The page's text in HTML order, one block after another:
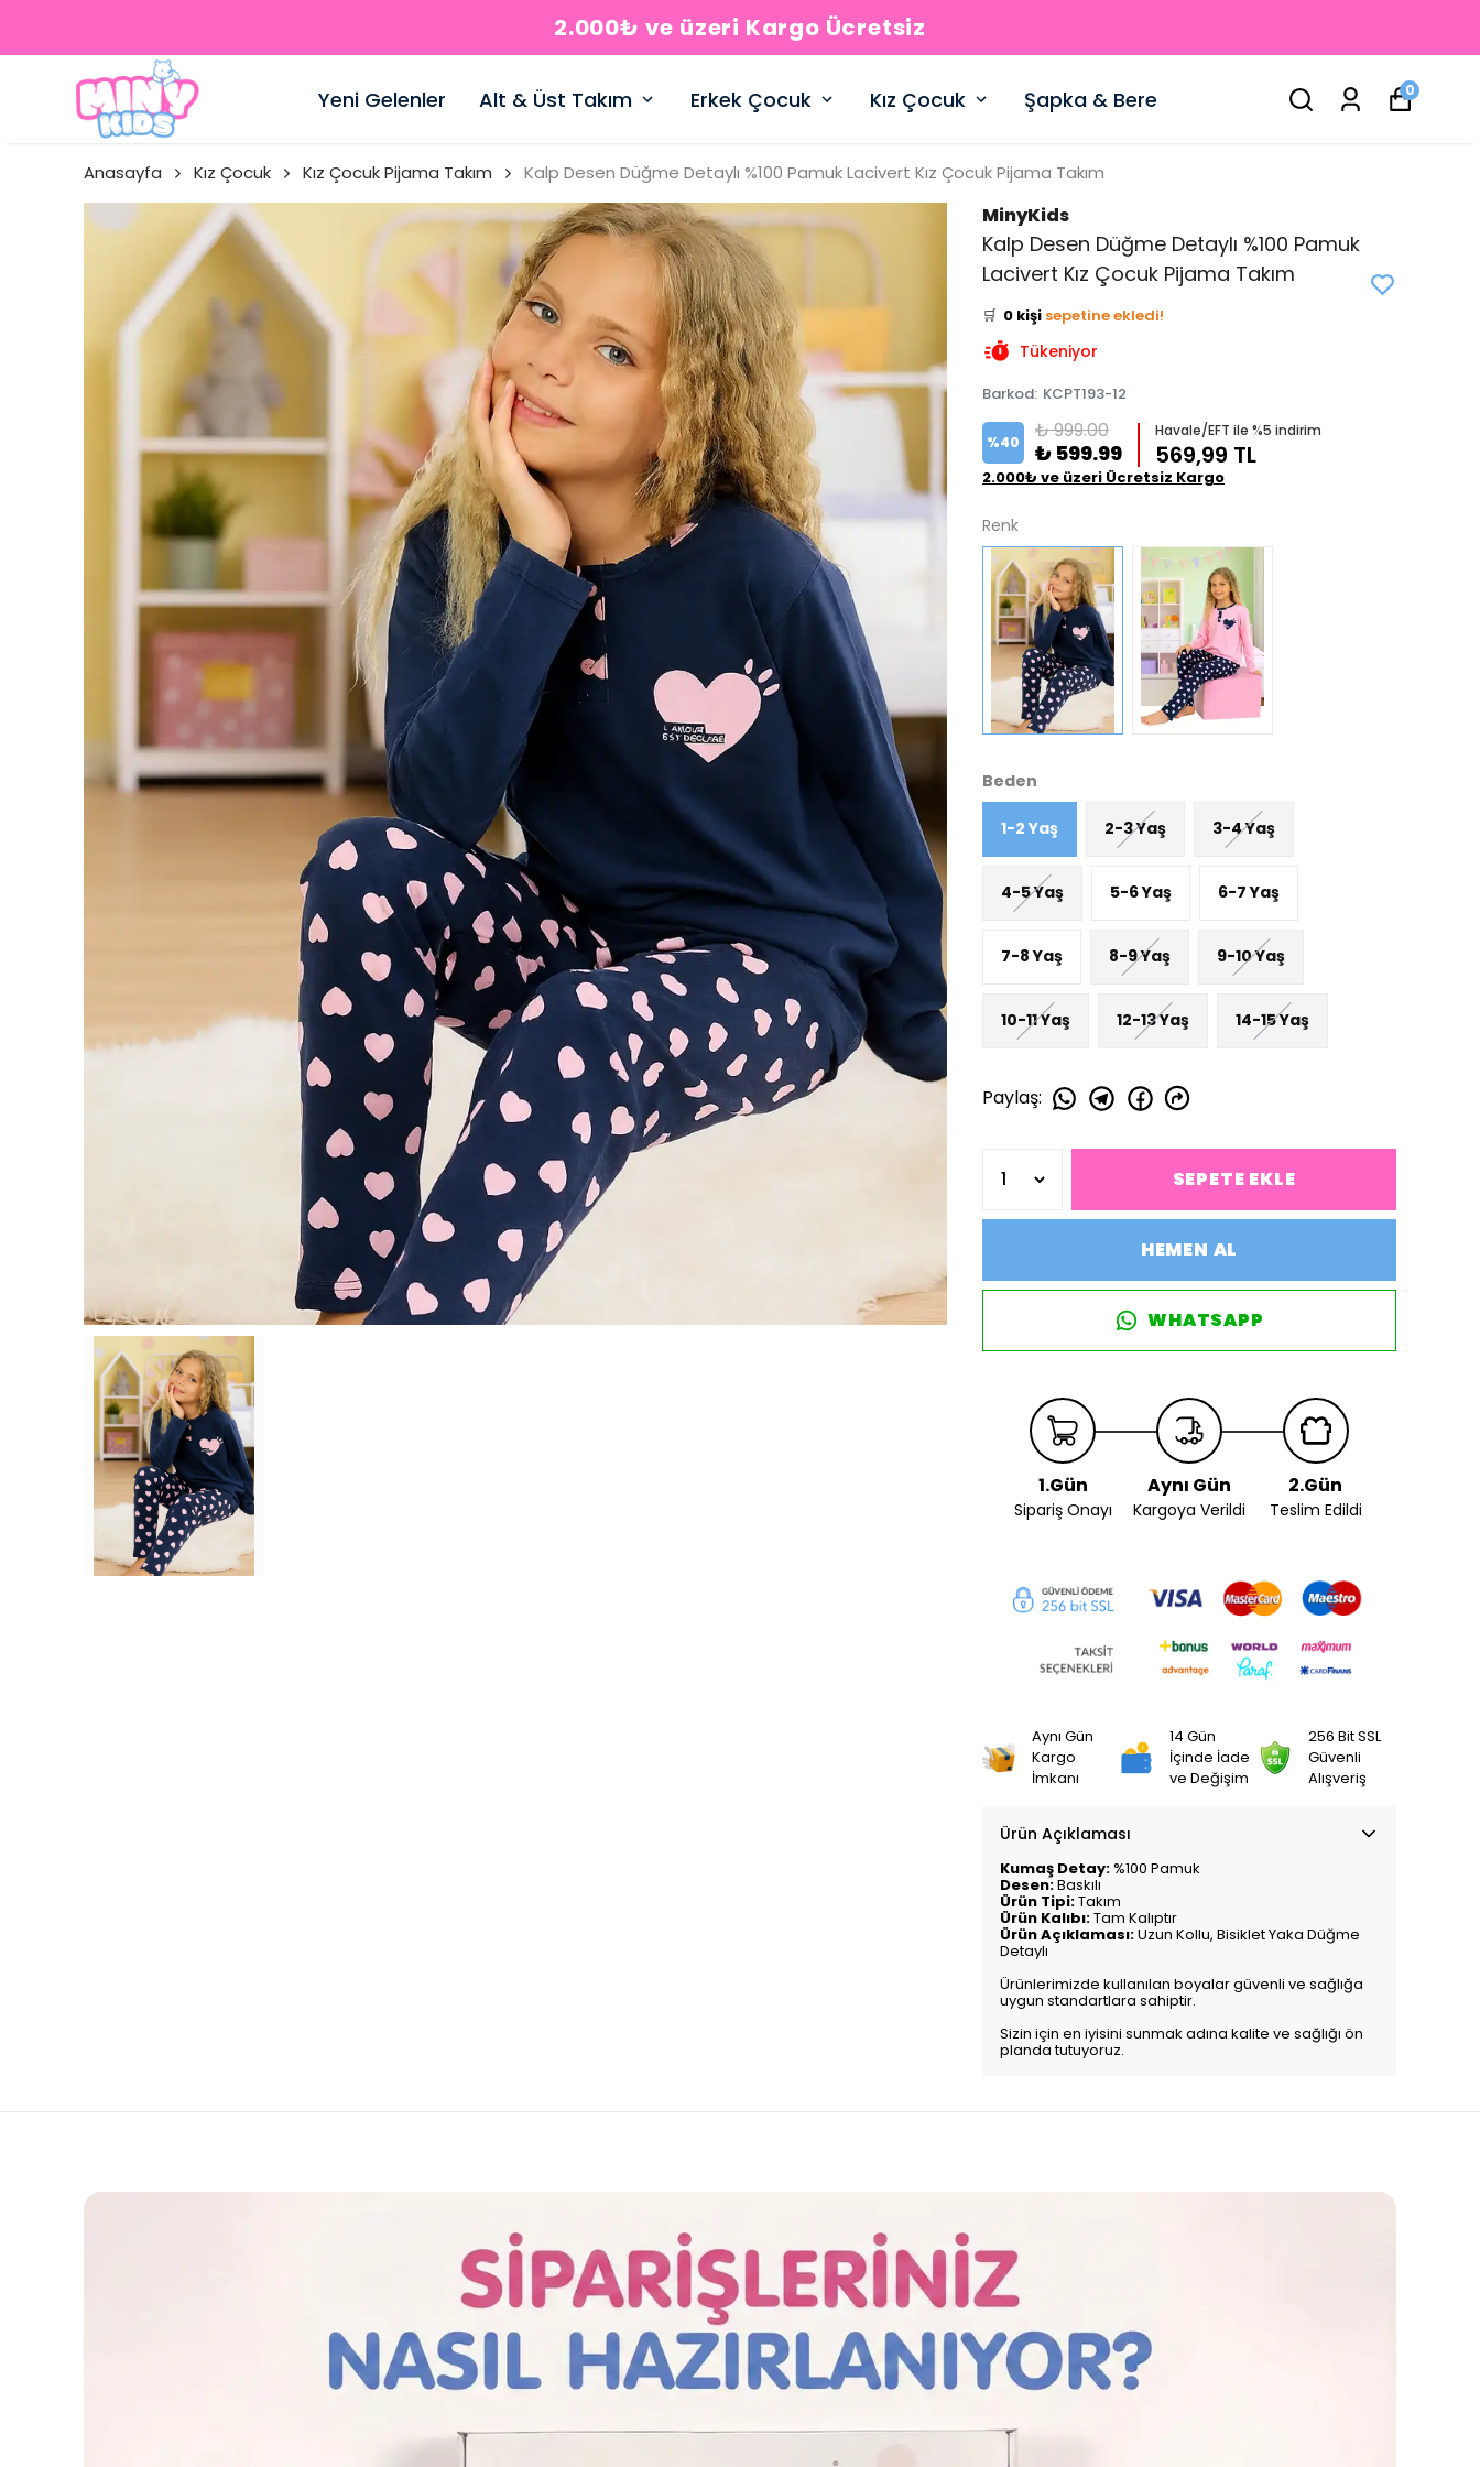
2.000₺ ve üzeri Kargo Ücretsiz
Yeni Gelenler Alt & Üst Takım Erkek Çocuk Kız Çocuk Şapka & Bere 0
Anasayfa Kız Çocuk Kız Çocuk Pijama Takım Kalp Desen Düğme Detaylı %100 Pamuk Lacivert Kız Çocuk Pijama Takım
MinyKids
Kalp Desen Düğme Detaylı %100 Pamuk
Lacivert Kız Çocuk Pijama Takım
👀 Şu an 3 kişi
inceliyor!
0 kişifavoriledi!
🛒 0 kişi sepetine ekledi!
✅ Bugün 0 adet
Tükeniyor
Barkod: KCPT193-12
%40 ₺ 999.00
₺ 599.99
Havale/EFT ile %5 indirim
569,99 TL
2.000₺ ve üzeri Ücretsiz Kargo
Renk
Beden
1-2 Yaş 2-3 Yaş 3-4 Yaş
4-5 Yaş 5-6 Yaş 6-7 Yaş
7-8 Yaş 8-9 Yaş 9-10 Yaş
10-11 Yaş 12-13 Yaş 14-15 Yaş
Paylaş:
SEPETE EKLE
HEMEN AL
WHATSAPP
1.Gün
Sipariş Onayı
Aynı Gün
Kargoya Verildi
2.Gün
Teslim Edildi
Aynı Gün
Kargo
İmkanı
14 Gün
İçinde İade
ve Değişim
256 Bit SSL
Güvenli
Alışveriş
Ürün Açıklaması
Kumaş Detay:%100 Pamuk
Desen:Baskılı
Ürün Tipi:Takım
Ürün Kalıbı:Tam Kalıptır
Ürün Açıklaması:Uzun Kollu, Bisiklet Yaka Düğme
Detaylı
Ürünlerimizde kullanılan boyalar güvenli ve sağlığa
uygun standartlara sahiptir.
Sizin için en iyisini sunmak adına kalite ve sağlığı ön
planda tutuyoruz.